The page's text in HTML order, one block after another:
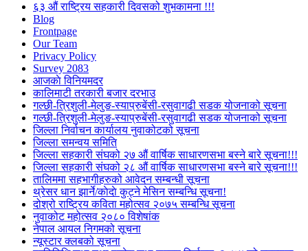
६३ औं राष्ट्रिय सहकारी दिवसको शुभकामना !!!
Blog
Frontpage
Our Team
Privacy Policy
Survey 2083
आजकाे विनियमदर
कालिमाटी तरकारी बजार दरभाउ
गल्छी-त्रिशुली-मेलुङ-स्याप्रुबेंसी-रसुवागढी सडक योजनाको सूचना
गल्छी-त्रिशुली-मेलुङ-स्याप्रुबेंसी-रसुवागढी सडक योजनाको सूचना
जिल्ला निर्वाचन कार्यालय नुवाकोटको सूचना
जिल्ला समन्वय समिति
जिल्ला सहकारी संघको २७ औं वार्षिक साधारणसभा बस्ने बारे सूचना!!!
जिल्ला सहकारी संघको २८ औं वार्षिक साधारणसभा बस्ने बारे सूचना!!!
तालिममा सहभागीहरुको आवेदन सम्बन्धी सूचना
थ्रेसर धान झार्ने/काेदाे कुट्ने मेसिन सम्बन्धि सूचना!
दोश्रो राष्ट्रिय कविता महोत्सव २०७५ सम्बन्धि सूचना
नुवाकोट महोत्सव २०८० विशेषांक
नेपाल आयल निगमको सूचना
न्यूस्टार क्लबको सूचना